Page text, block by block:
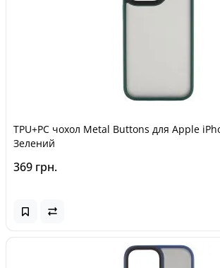
TPU+PC чохол Metal Buttons для Apple
Зелений
369 грн.